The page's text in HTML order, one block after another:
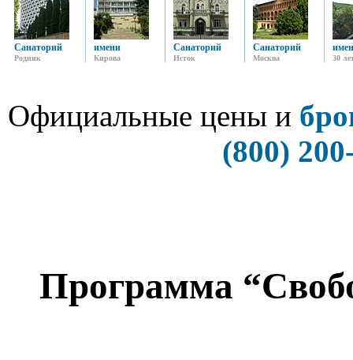
Санаторий
Родник
имени
Кирова
Санаторий
Исток
Санаторий
Москва 30
Официальные цены и
(800)
Программа